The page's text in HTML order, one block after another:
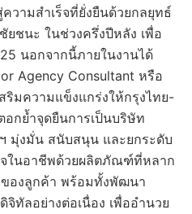
ามสำเร็จที่ยั่งยืนด้วยกลยุทธ์
ยชนะ ในช่วงครึ่งปีหลัง เพื่อ
นอกจากนี้ภายในงานได้
Agency Consultant หรือ
ริมความแข็งแกร่งให้กรุงไทย-
กย้ำจุดยืนการเป็นบริษัท
มุ่งมั่น สนับสนุน และยกระดับ
จในอาชีพด้วยผลิตภัณฑ์ที่หลาก
องลูกค้า พร้อมทั้งพัฒนา
จิทัลอย่างต่อเนื่อง เพื่ออำนวย